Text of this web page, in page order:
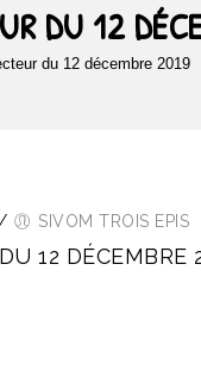
DU 12
du 12 décembre 2019
/ SIVOM TROIS EPIS
12 DÉCEMBRE